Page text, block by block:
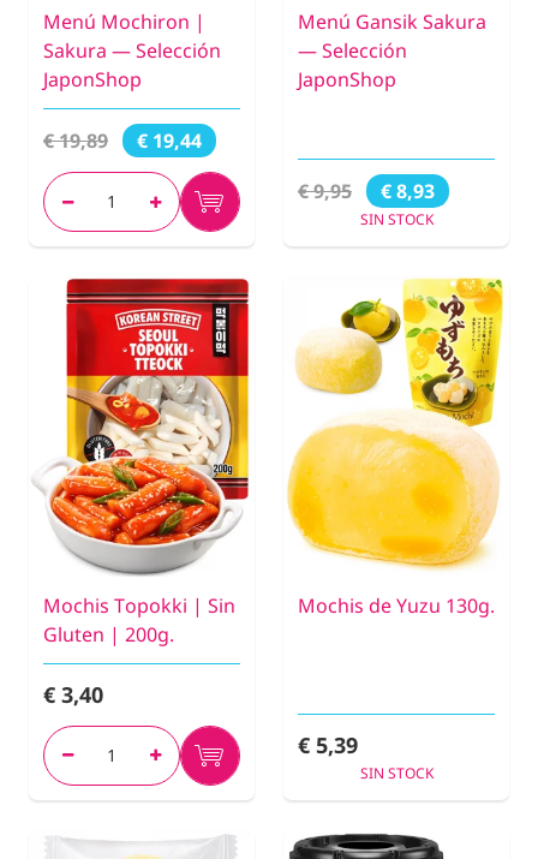
Menú Mochiron |
Sakura — Selección
JaponShop
€ 19,89 € 19,44
Menú Gansik Sakura
— Selección
JaponShop
€ 9,95 € 8,93
SIN STOCK
Mochis Topokki | Sin
Gluten | 200g.
€ 3,40
Mochis de Yuzu 130g.
€ 5,39
SIN STOCK